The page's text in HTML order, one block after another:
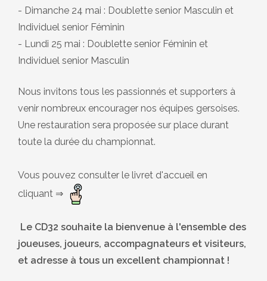
- Dimanche 24 mai : Doublette senior Masculin et
Individuel senior Féminin
- Lundi 25 mai : Doublette senior Féminin et
Individuel senior Masculin
Nous invitons tous les passionnés et supporters à
venir nombreux encourager nos équipes gersoises.
Une restauration sera proposée sur place durant
toute la durée du championnat.
Vous pouvez consulter le livret d'accueil en
cliquant ⇒
Le CD32 souhaite la bienvenue à l'ensemble des
joueuses, joueurs, accompagnateurs et visiteurs,
et adresse à tous un excellent championnat !